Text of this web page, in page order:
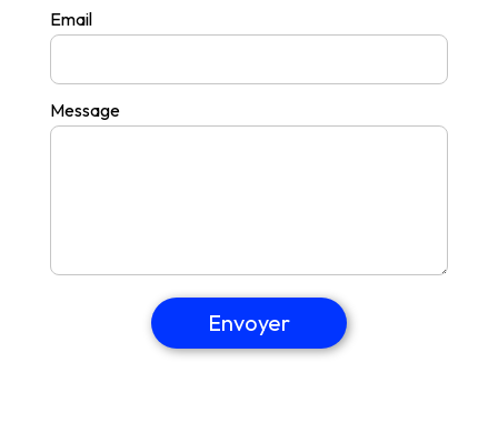
Email
Message
Envoyer